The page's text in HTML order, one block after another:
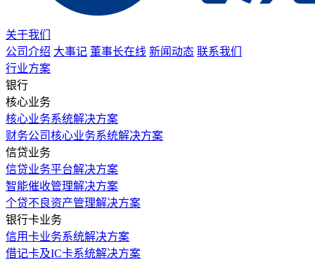
关于我们
公司介绍 大事记 董事长在线 新闻动态 联系我们
行业方案
银行
核心业务
核心业务系统解决方案
财务公司核心业务系统解决方案
信贷业务
信贷业务平台解决方案
智能催收管理解决方案
个贷不良资产管理解决方案
银行卡业务
信用卡业务系统解决方案
借记卡及IC卡系统解决方案